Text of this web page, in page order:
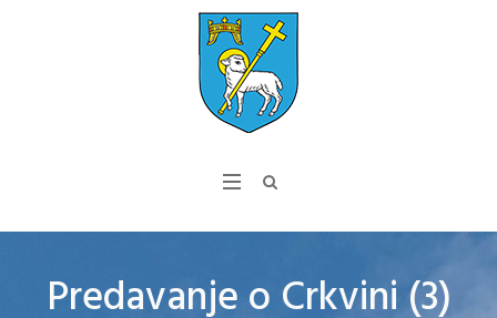
Predavanje o Crkvini (3)